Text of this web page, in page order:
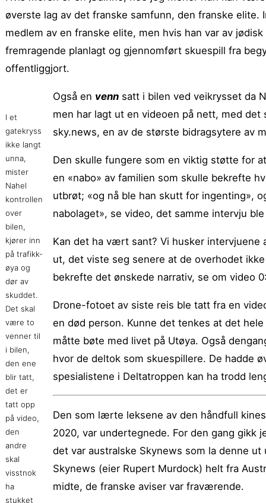
øverste lag av det franske samfunn, den franske
medlem av en franske elite, men hvis han var av
fremragende planlagt og gjennomført skuespill fra
offentliggjort.
I et
gatekryss
ikke langt
unna,
mister
Nahel
kontrollen
over
bilen,
kjører inn
på trafikk-
øya og
dør av
skuddet.
Det skal
være to
venner til
i bilen,
den ene
blir tatt,
det er
tatt opp
på video,
den
andre
skal
visstnok
ha
stukket
Også en vennsatt i bilen ved veikrysset da
men har lagt ut en videoen på nett, med det
sky.news, en av de største bidragsytere av
Den skulle fungere som en viktig støtte for
en «nabo» av familien som skulle bekrefte
utbrøt; «og nå ble han skutt for ingenting»,
nabolaget», se video, det samme intervju
Kan det ha vært sant? Vi husker intervjuene
ut, det viste seg senere at de overhodet
bekrefte det ønskede narrativ, se om video
Drone-fotoet av siste reis ble tatt fra en
en død person. Kunne det tenkes at det
måtte bøte med livet på Utøya. Også
hvor de deltok som skuespillere. De hadde
spesialistene i Deltatroppen kan ha trodd
Den som lærte leksene av den håndfull
2020, var undertegnede. For den gang
det var australske Skynews som la denne
Skynews (eier Rupert Murdock) helt fra
midte, de franske aviser var fraværende.